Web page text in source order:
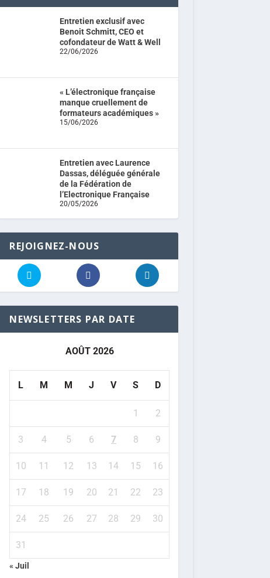
Entretien exclusif avec
Benoit Schmitt, CEO et
cofondateur de Watt & Well
22/06/2026
« L’électronique française
manque cruellement de
formateurs académiques »
15/06/2026
Entretien avec Laurence
Dassas, déléguée générale
de la Fédération de
l’Electronique Française
20/05/2026
REJOIGNEZ-NOUS
NEWSLETTERS PAR DATE
AOÛT 2026
L M M J V S D
1 2
3 4 5 6 7 8 9
10 11 12 13 14 15 16
17 18 19 20 21 22 23
24 25 26 27 28 29 30
31
« Juil